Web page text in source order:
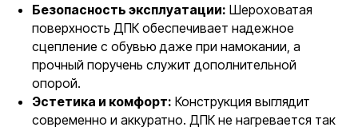
Безопасность эксплуатации: Шероховатая
поверхность ДПК обеспечивает надежное
сцепление с обувью даже при намокании, а
прочный поручень служит дополнительной
опорой.
Эстетика и комфорт: Конструкция выглядит
современно и аккуратно. ДПК не нагревается так